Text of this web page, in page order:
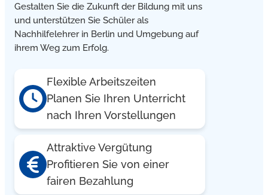
Gestalten Sie die Zukunft der Bildung mit uns
und unterstützen Sie Schüler als
Nachhilfelehrer in Berlin und Umgebung auf
ihrem Weg zum Erfolg.
Flexible Arbeitszeiten
Planen Sie Ihren Unterricht
nach Ihren Vorstellungen
Attraktive Vergütung
Profitieren Sie von einer
fairen Bezahlung